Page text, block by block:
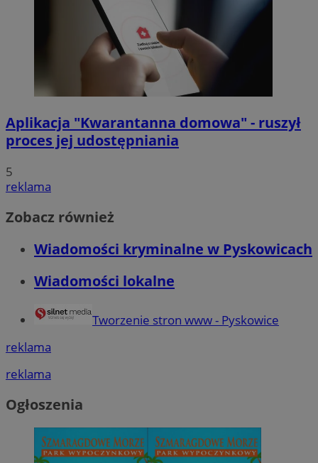
Aplikacja "Kwarantanna domowa" - ruszył
proces jej udostępniania
5
reklama
Zobacz również
Wiadomości kryminalne w Pyskowicach
Wiadomości lokalne
Tworzenie stron www - Pyskowice
reklama
reklama
Ogłoszenia